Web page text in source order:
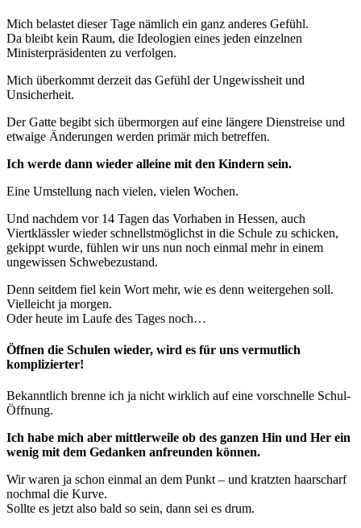
Mich belastet dieser Tage nämlich ein ganz anderes Gefühl.
Da bleibt kein Raum, die Ideologien eines jeden einzelnen
Ministerpräsidenten zu verfolgen.
Mich überkommt derzeit das Gefühl der Ungewissheit und
Unsicherheit.
Der Gatte begibt sich übermorgen auf eine längere Dienstreise und
etwaige Änderungen werden primär mich betreffen.
Ich werde dann wieder alleine mit den Kindern sein.
Eine Umstellung nach vielen, vielen Wochen.
Und nachdem vor 14 Tagen das Vorhaben in Hessen, auch
Viertklässler wieder schnellstmöglichst in die Schule zu schicken,
gekippt wurde, fühlen wir uns nun noch einmal mehr in einem
ungewissen Schwebezustand.
Denn seitdem fiel kein Wort mehr, wie es denn weitergehen soll.
Vielleicht ja morgen.
Oder heute im Laufe des Tages noch…
Öffnen die Schulen wieder, wird es für uns vermutlich
komplizierter!
Bekanntlich brenne ich ja nicht wirklich auf eine vorschnelle Schul-
Öffnung.
Ich habe mich aber mittlerweile ob des ganzen Hin und Her ein
wenig mit dem Gedanken anfreunden können.
Wir waren ja schon einmal an dem Punkt – und kratzten haarscharf
nochmal die Kurve.
Sollte es jetzt also bald so sein, dann sei es drum.